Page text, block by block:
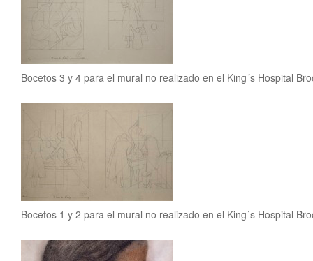
Bocetos 3 y 4 para el mural no realizado en el King´s Hospital
Bocetos 1 y 2 para el mural no realizado en el King´s Hospital